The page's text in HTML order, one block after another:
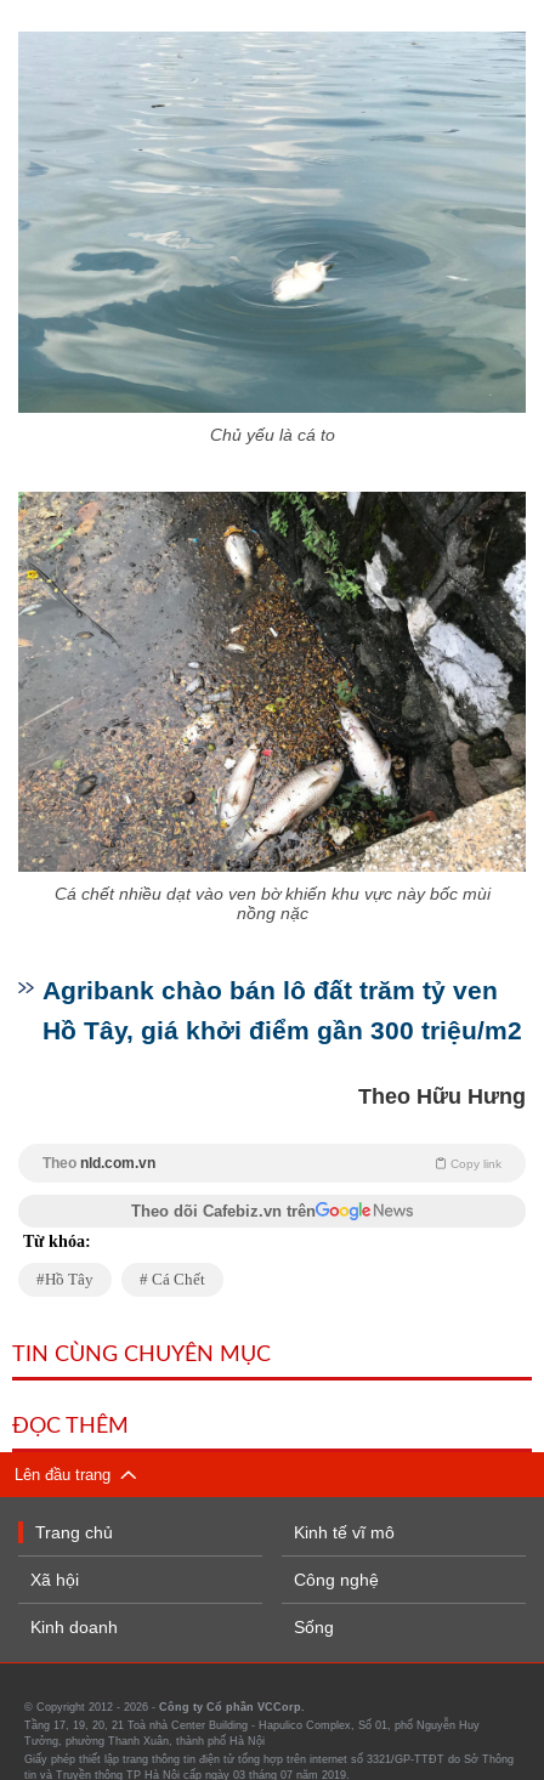
Chủ yếu là cá to
Cá chết nhiều dạt vào ven bờ khiến khu vực này bốc mùi
nồng nặc
Agribank chào bán lô đất trăm tỷ ven
Hồ Tây, giá khởi điểm gần 300 triệu/m2
Theo Hữu Hưng
Theo nld.com.vn Copy link
Theo dõi Cafebiz.vn trên
Từ khóa:
Hồ Tây Cá Chết
TIN CÙNG CHUYÊN MỤC
ĐỌC THÊM
Lên đầu trang
Trang chủ
Xã hội
Kinh doanh
Kinh tế vĩ mô
Công nghệ
Sống
© Copyright 2012 - 2026 - Công ty Cổ phần VCCorp.
Tầng 17, 19, 20, 21 Toà nhà Center Building - Hapulico Complex, Số 01, phố Nguyễn Huy
Tưởng, phường Thanh Xuân, thành phố Hà Nội
Giấy phép thiết lập trang thông tin điện tử tổng hợp trên internet số 3321/GP-TTĐT do Sở Thông
tin và Truyền thông TP Hà Nội cấp ngày 03 tháng 07 năm 2019.